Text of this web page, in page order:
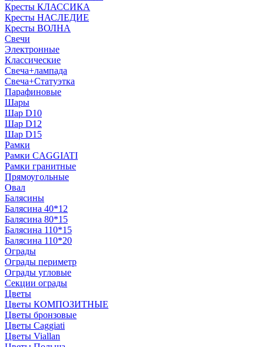
Кресты КЛАССИКА
Кресты НАСЛЕДИЕ
Кресты ВОЛНА
Свечи
Электронные
Классические
Свеча+лампада
Свеча+Статуэтка
Парафиновые
Шары
Шар D10
Шар D12
Шар D15
Рамки
Рамки CAGGIATI
Рамки гранитные
Прямоугольные
Овал
Балясины
Балясина 40*12
Балясина 80*15
Балясина 110*15
Балясина 110*20
Ограды
Ограды периметр
Ограды угловые
Секции ограды
Цветы
Цветы КОМПОЗИТНЫЕ
Цветы бронзовые
Цветы Caggiati
Цветы Viallan